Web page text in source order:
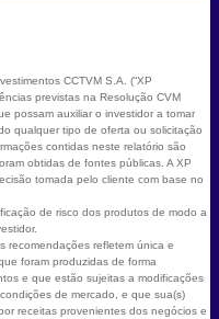
CCTVM S.A. (“XP
previstas na Resolução CVM
possam auxiliar o investidor a tomar
qualquer tipo de oferta ou solicitação
contidas neste relatório são
obtidas de fontes públicas. A XP
tomada pelo cliente com base no
de risco dos produtos de modo a
recomendações refletem única e
foram produzidas de forma
e que estão sujeitas a modificações
de mercado, e que sua(s)
receitas provenientes dos negócios e